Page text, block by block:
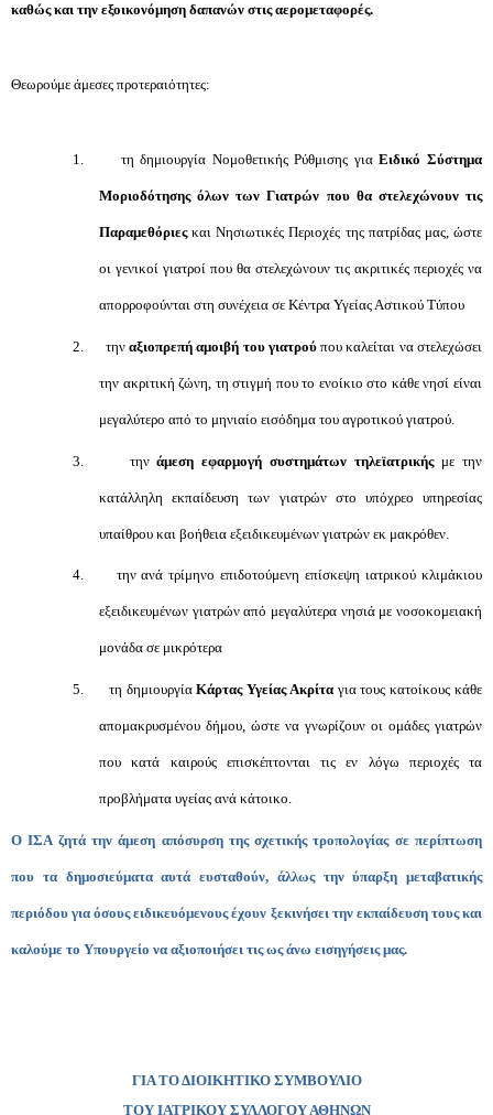
καθώς και την εξοικονόμηση δαπανών στις αερομεταφορές.
Θεωρούμε άμεσες προτεραιότητες:
1. τη δημιουργία Νομοθετικής Ρύθμισης γιαΕιδικό Σύστημα
Μοριοδότησης όλων των Γιατρών που θα στελεχώνουν τις
Παραμεθόριεςκαι Νησιωτικές Περιοχές της πατρίδας μας, ώστε
οι γενικοί γιατροί που θα στελεχώνουν τις ακριτικές περιοχές να
απορροφούνται στη συνέχεια σε Κέντρα Υγείας Αστικού Τύπου
2. τηναξιοπρεπή αμοιβή του γιατρούπου καλείται να στελεχώσει
την ακριτική ζώνη, τη στιγμή που το ενοίκιο στο κάθε νησί είναι
μεγαλύτερο από το μηνιαίο εισόδημα του αγροτικού γιατρού.
3. τηνάμεση εφαρμογή συστημάτων τηλεϊατρικήςμε την
κατάλληλη εκπαίδευση των γιατρών στο υπόχρεο υπηρεσίας
υπαίθρου και βοήθεια εξειδικευμένων γιατρών εκ μακρόθεν.
4. την ανά τρίμηνο επιδοτούμενη επίσκεψη ιατρικού κλιμάκιου
εξειδικευμένων γιατρών από μεγαλύτερα νησιά με νοσοκομειακή
μονάδα σε μικρότερα
5. τη δημιουργίαΚάρτας Υγείας Ακρίταγια τους κατοίκους κάθε
απομακρυσμένου δήμου, ώστε να γνωρίζουν οι ομάδες γιατρών
που κατά καιρούς επισκέπτονται τις εν λόγω περιοχές τα
προβλήματα υγείας ανά κάτοικο.
Ο ΙΣΑ ζητά την άμεση απόσυρση της σχετικής τροπολογίας σε περίπτωση
που τα δημοσιεύματα αυτά ευσταθούν, άλλως την ύπαρξη μεταβατικής
περιόδου για όσους ειδικευόμενους έχουν ξεκινήσει την εκπαίδευση τους και
καλούμε το Υπουργείο να αξιοποιήσει τις ως άνω εισηγήσεις μας.
ΓΙΑ ΤΟ ΔΙΟΙΚΗΤΙΚΟ ΣΥΜΒΟΥΛΙΟ
ΤΟΥ ΙΑΤΡΙΚΟΥ ΣΥΛΛΟΓΟΥ ΑΘΗΝΩΝ